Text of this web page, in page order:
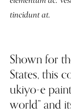
tincidunt at.
Shown for
States, this
ukiyo-e
world” and